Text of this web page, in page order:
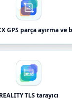
GPS parça ayırma
REALITY TLS tarayıcı